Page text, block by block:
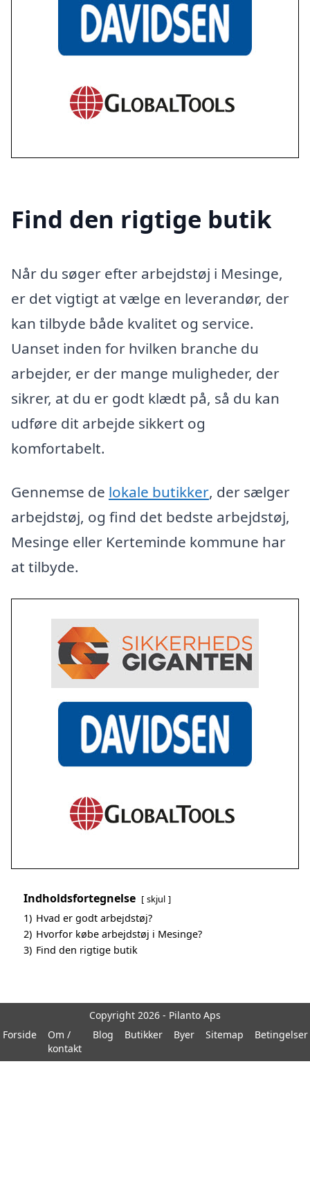
Find den rigtige butik
Når du søger efter arbejdstøj i Mesinge,
er det vigtigt at vælge en leverandør, der
kan tilbyde både kvalitet og service.
Uanset inden for hvilken branche du
arbejder, er der mange muligheder, der
sikrer, at du er godt klædt på, så du kan
udføre dit arbejde sikkert og
komfortabelt.
Gennemse de lokale butikker, der sælger
arbejdstøj, og find det bedste arbejdstøj,
Mesinge eller Kerteminde kommune har
at tilbyde.
Indholdsfortegnelse skjul
1) Hvad er godt arbejdstøj?
2) Hvorfor købe arbejdstøj i Mesinge?
3) Find den rigtige butik
Copyright 2026 - Pilanto Aps
Forside
Om /
kontakt
Blog Butikker Byer Sitemap Betingelser